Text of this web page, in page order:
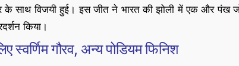
के साथ विजयी हुई। इस जीत ने भारत की झोली में एक और पंख
किया।
स्वर्णिम गौरव, अन्य पोडियम फिनिश